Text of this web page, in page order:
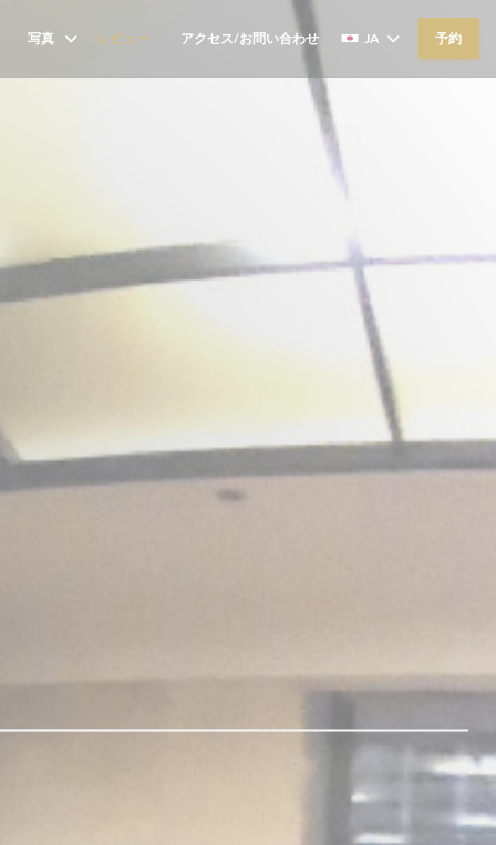
写真 レビュー ((新しいウィンドウで開きます))
アクセス/お問い合わせ JA 予約